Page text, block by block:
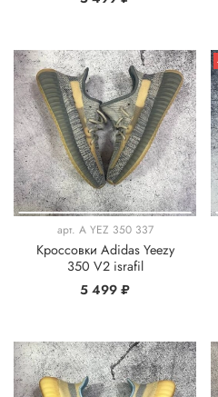
арт. A YEZ 350 337
Кроссовки Adidas Yeezy
350 V2 israfil
5 499 ₽